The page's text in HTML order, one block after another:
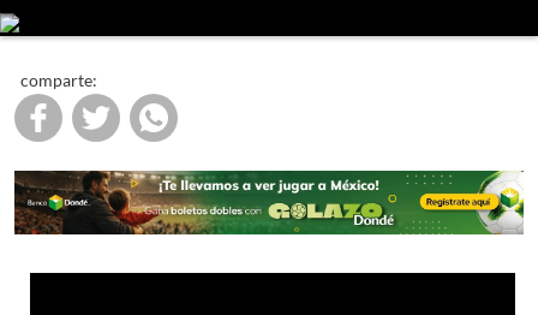
comparte: